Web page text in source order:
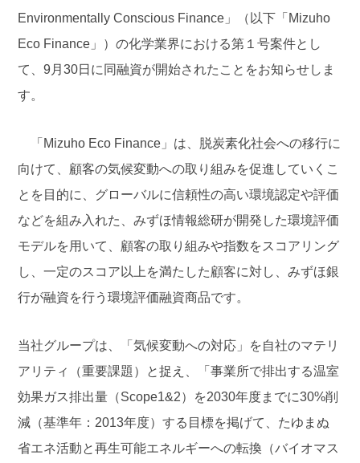
Environmentally Conscious Finance」（以下「Mizuho
Eco Finance」）の化学業界における第１号案件とし
て、9月30日に同融資が開始されたことをお知らせしま
す。
「Mizuho Eco Finance」は、脱炭素化社会への移行に
向けて、顧客の気候変動への取り組みを促進していくこ
とを目的に、グローバルに信頼性の高い環境認定や評価
などを組み入れた、みずほ情報総研が開発した環境評価
モデルを用いて、顧客の取り組みや指数をスコアリング
し、一定のスコア以上を満たした顧客に対し、みずほ銀
行が融資を行う環境評価融資商品です。
当社グループは、「気候変動への対応」を自社のマテリ
アリティ（重要課題）と捉え、「事業所で排出する温室
効果ガス排出量（Scope1&2）を2030年度までに30%削
減（基準年：2013年度）する目標を掲げて、たゆまぬ
省エネ活動と再生可能エネルギーへの転換（バイオマス